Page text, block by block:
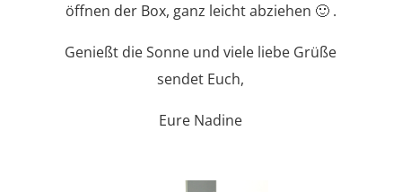
öffnen der Box, ganz leicht abziehen 🙂 .
Genießt die Sonne und viele liebe Grüße
sendet Euch,
Eure Nadine